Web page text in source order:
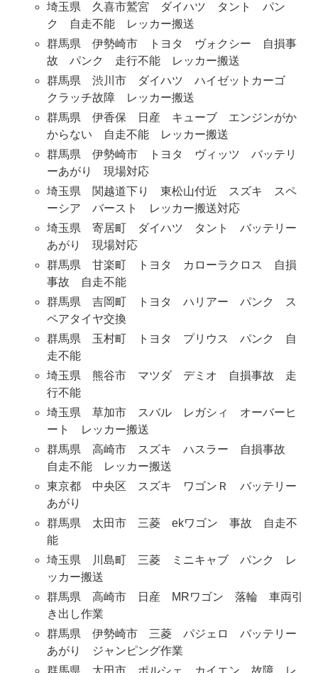
埼玉県 久喜市鷲宮 ダイハツ タント パン
ク 自走不能 レッカー搬送
群馬県 伊勢崎市 トヨタ ヴォクシー 自損事
故 パンク 走行不能 レッカー搬送
群馬県 渋川市 ダイハツ ハイゼットカーゴ
クラッチ故障 レッカー搬送
群馬県 伊香保 日産 キューブ エンジンがか
からない 自走不能 レッカー搬送
群馬県 伊勢崎市 トヨタ ヴィッツ バッテリ
ーあがり 現場対応
埼玉県 関越道下り 東松山付近 スズキ スペ
ーシア バースト レッカー搬送対応
埼玉県 寄居町 ダイハツ タント バッテリー
あがり 現場対応
群馬県 甘楽町 トヨタ カローラクロス 自損
事故 自走不能
群馬県 吉岡町 トヨタ ハリアー パンク ス
ペアタイヤ交換
群馬県 玉村町 トヨタ プリウス パンク 自
走不能
埼玉県 熊谷市 マツダ デミオ 自損事故 走
行不能
埼玉県 草加市 スバル レガシィ オーバーヒ
ート レッカー搬送
群馬県 高崎市 スズキ ハスラー 自損事故
自走不能 レッカー搬送
東京都 中央区 スズキ ワゴンＲ バッテリー
あがり
群馬県 太田市 三菱 ekワゴン 事故 自走不
能
埼玉県 川島町 三菱 ミニキャブ パンク レ
ッカー搬送
群馬県 高崎市 日産 MRワゴン 落輪 車両引
き出し作業
群馬県 伊勢崎市 三菱 パジェロ バッテリー
あがり ジャンピング作業